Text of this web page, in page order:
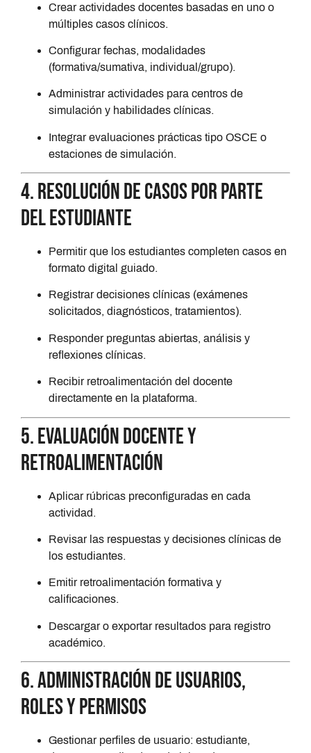
Crear actividades docentes basadas en uno o
múltiples casos clínicos.
Configurar fechas, modalidades
(formativa/sumativa, individual/grupo).
Administrar actividades para centros de
simulación y habilidades clínicas.
Integrar evaluaciones prácticas tipo OSCE o
estaciones de simulación.
4. Resolución de casos por parte
del estudiante
Permitir que los estudiantes completen casos en
formato digital guiado.
Registrar decisiones clínicas (exámenes
solicitados, diagnósticos, tratamientos).
Responder preguntas abiertas, análisis y
reflexiones clínicas.
Recibir retroalimentación del docente
directamente en la plataforma.
5. Evaluación docente y
retroalimentación
Aplicar rúbricas preconfiguradas en cada
actividad.
Revisar las respuestas y decisiones clínicas de
los estudiantes.
Emitir retroalimentación formativa y
calificaciones.
Descargar o exportar resultados para registro
académico.
6. Administración de usuarios,
roles y permisos
Gestionar perfiles de usuario: estudiante,